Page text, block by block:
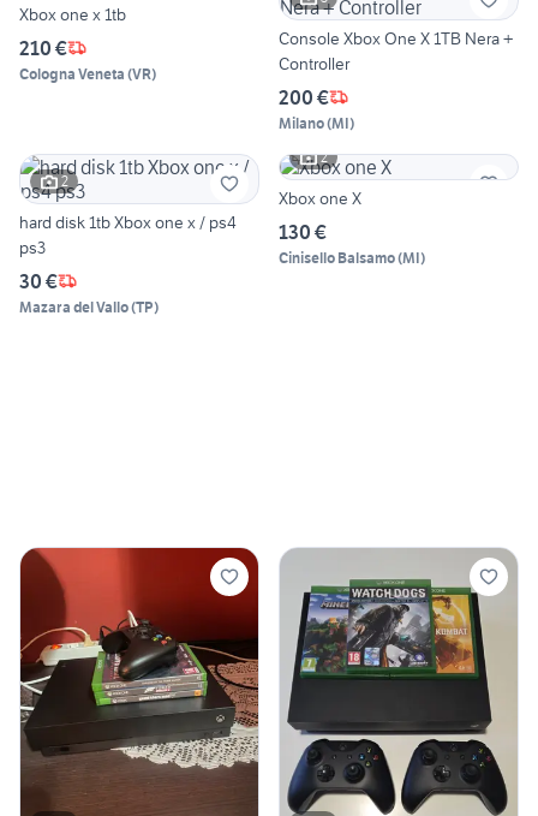
Xbox one x 1tb
210 €
Cologna Veneta (VR)
Console Xbox One X 1TB Nera +
Controller
200 €
Milano(MI)
2
hard disk 1tb Xbox one x / ps4
ps3
30 €
Mazara del Vallo(TP)
2
Xbox one X
130 €
Cinisello Balsamo(MI)